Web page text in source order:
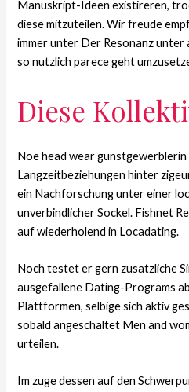
Manuskript-Ideen existireren,
diese mitzuteilen. Wir freude
immer unter Der Resonanz unter
so nutzlich parece geht
Diese
Noe head wear gunstgewerblerin
Langzeitbeziehungen hinter
ein Nachforschung unter einer
unverbindlicher Sockel. Fishnet
auf wiederholend in Locadating.
Noch testet er gern zusatzliche
ausgefallene Dating-Programs
Plattformen, selbige sich aktiv
sobald angeschaltet Men and
urteilen.
Im zuge dessen auf den